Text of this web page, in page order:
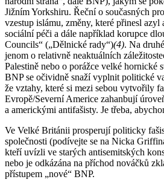
Jižním Yorkshiru. Řeční o současných
vzestup islámu, změny, které přinesl azyl
sociální péči a dále například korupce
Councils“ („Dělnické rady“)(4). Na
jenom o relativně neaktuálních
Palestině nebo o porážce velké hornické
BNP se očividně snaží vyplnit politické
že vztahy, které si mezi sebou vytvořily
Evropě/Severní Americe zahanbují
a americkými antifašisty. Je třeba,
Ve Velké Británii prosperují politicky
společnosti (podívejte se na Nicka
kteří uvízli ve starých antisemitských
nebo je odkázána na příchod nováčků
přístupem „nové“ BNP.